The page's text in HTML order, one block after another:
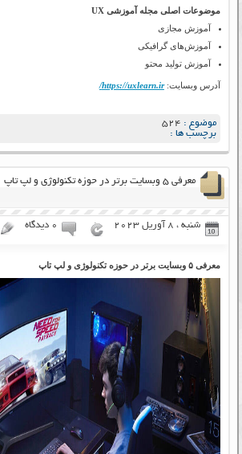
موضوعات اصلی مجله آموزشی UX
آموزش مجازی
آموزش‌های گرافیکی
آموزش تولید محتو
آدرس وبسایت:https://uxlearn.ir/
موضوع : 524
برچسب ها :
معرفی ۵ وبسایت برتر در حوزه تکنولوژی و لپ تاپ
شنبه ، 8 آوریل 2023 ۰ دیدگاه
معرفی ۵ وبسایت برتر در حوزه تکنولوژی و لپ تاپ